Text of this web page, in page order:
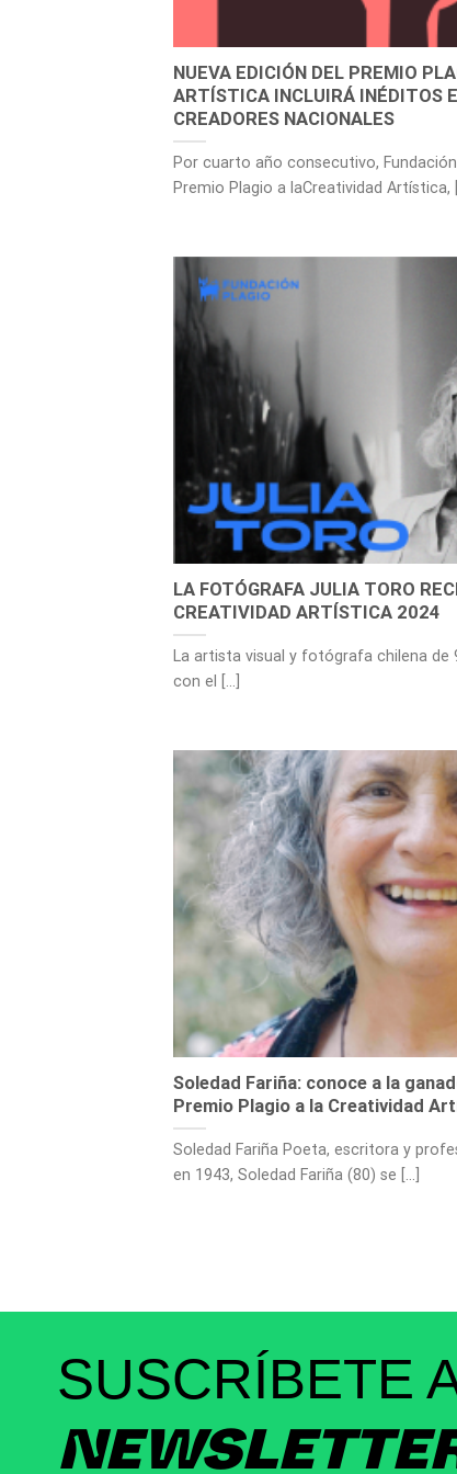
NUEVA EDICIÓN DEL PREMIO
ARTÍSTICA INCLUIRÁ INÉDITOS
CREADORES NACIONALES
Por cuarto año consecutivo,
Premio Plagio a laCreatividad Artística,
LA FOTÓGRAFA JULIA TORO
CREATIVIDAD ARTÍSTICA 2024
La artista visual y fotógrafa chilena de
con el [...]
Soledad Fariña: conoce a la
Premio Plagio a la Creatividad
Soledad Fariña Poeta, escritora y
en 1943, Soledad Fariña (80) se [...]
SUSCRÍBETE